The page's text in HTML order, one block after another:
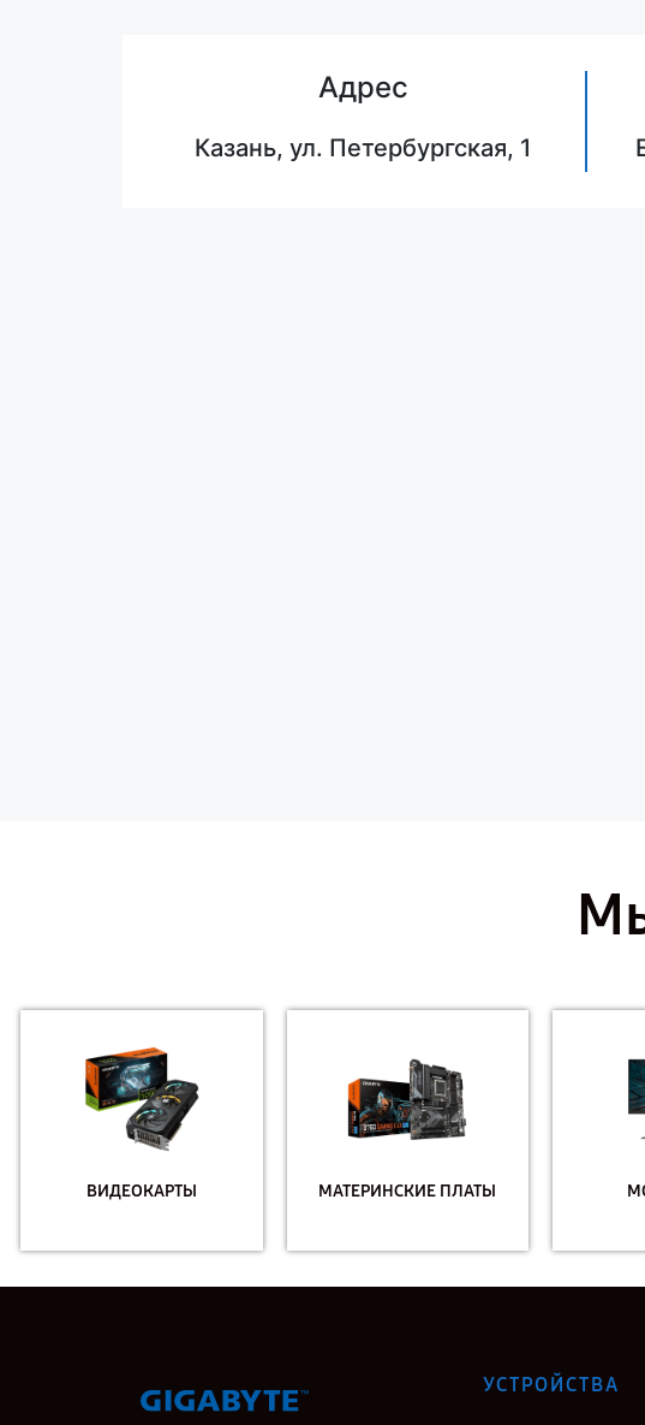
Адрес
Казань, ул. Петербургская, 1
ВИДЕОКАРТЫ МАТЕРИНСКИЕ ПЛАТЫ
УСТРОЙСТВА